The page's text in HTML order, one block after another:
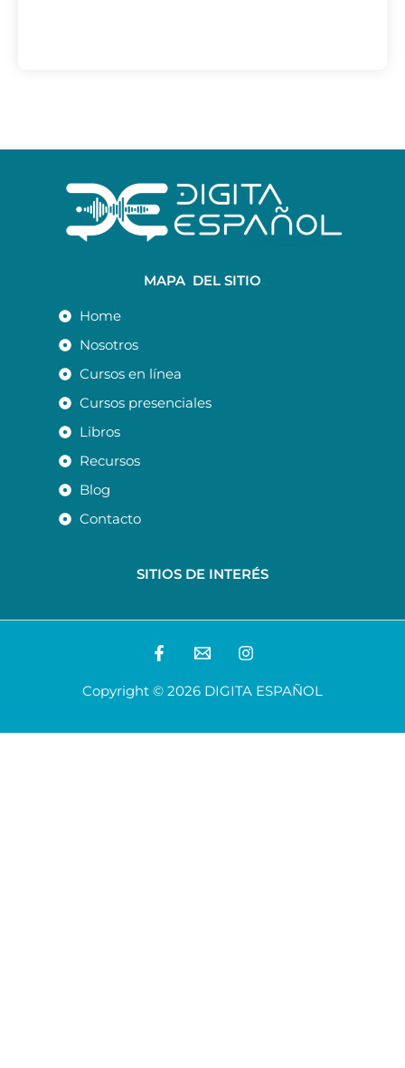
MAPA DEL SITIO
Home
Nosotros
Cursos en línea
Cursos presenciales
Libros
Recursos
Blog
Contacto
SITIOS DE INTERÉS
Copyright © 2026 DIGITA ESPAÑOL